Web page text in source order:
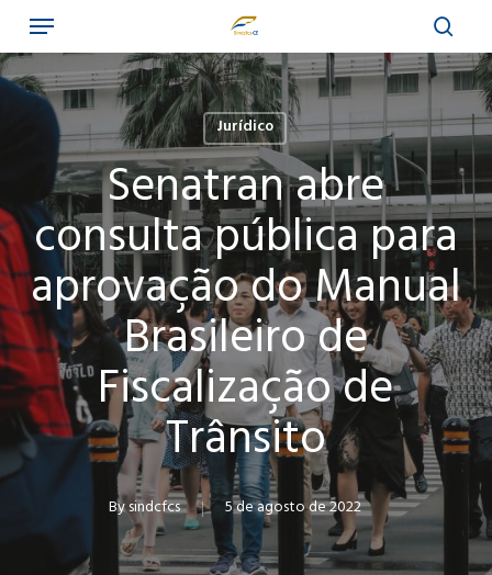
Skip
to
main
content
Menu
Jurídico
Senatran abre
consulta pública para
aprovação do Manual
Brasileiro de
Fiscalização de
Trânsito
Bysindcfcs 5 de agosto de 2022